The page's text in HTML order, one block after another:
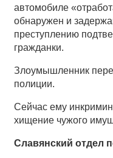
автомобиле
обнаружен и
преступлению
гражданки.
Злоумышленник
полиции.
Сейчас ему
хищение чужого
Славянский отдел